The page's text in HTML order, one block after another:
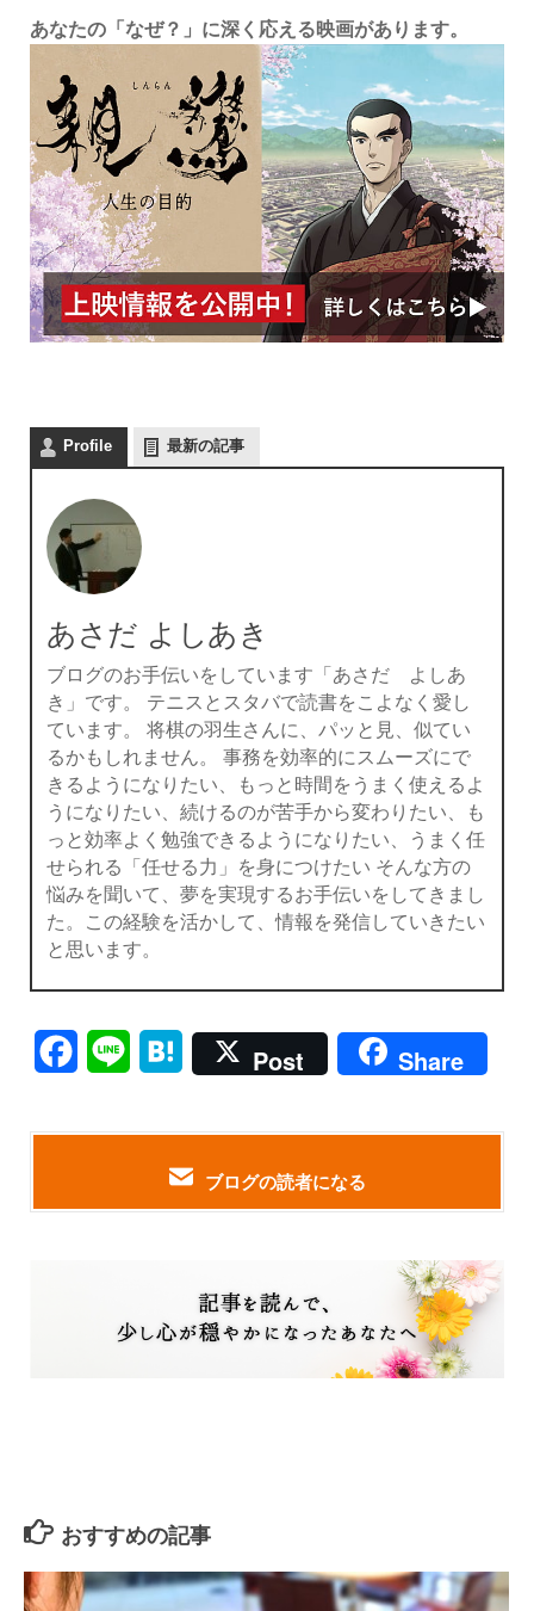
あなたの「なぜ？」に深く応える映画があります。
Profile 最新の記事
あさだ よしあき
ブログのお手伝いをしています「あさだ よしあ
き」です。 テニスとスタバで読書をこよなく愛し
ています。 将棋の羽生さんに、パッと見、似てい
るかもしれません。 事務を効率的にスムーズにで
きるようになりたい、もっと時間をうまく使えるよ
うになりたい、続けるのが苦手から変わりたい、も
っと効率よく勉強できるようになりたい、うまく任
せられる「任せる力」を身につけたい そんな方の
悩みを聞いて、夢を実現するお手伝いをしてきまし
た。この経験を活かして、情報を発信していきたい
と思います。
Facebook
Line Hatena
Post Share
ブログの読者になる
おすすめの記事